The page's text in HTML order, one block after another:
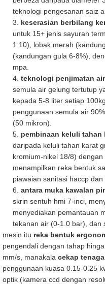
teknologi pengesanan saiz
3. keserasian berbilang
untuk 15+ jenis sayuran
1.10), lobak merah
(kandungan gula 6-8%),
mpa.
4. teknologi penjimatan air
semula air gelung tertutup
kepada 5-8 liter setiap
penggunaan semula air
(50 mikron).
5. pembinaan keluli tahan
daripada keluli tahan karat
kromium-nikel 18/8)
menampilkan reka bentuk
piawaian sanitasi haccp dan
6. antara muka kawalan
skrin sentuh hmi 7-inci,
menyediakan pemantauan
tekanan air (0-1.0 bar), dan
mesin itu reka bentuk
pengendali dengan tahap
mm/s, manakala cekap tenaga
penggunaan kuasa 0.15-0.25
optik (kamera ccd dengan